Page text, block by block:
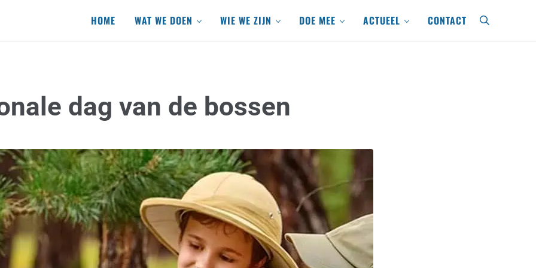
HOME WAT WE DOEN WIE WE ZIJN DOE MEE ACTUEEL CONTACT search
dag van de bossen